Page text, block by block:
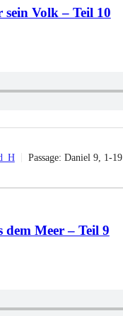
sein Volk – Teil 10
Passage: Daniel 9, 1-19
dem Meer – Teil 9